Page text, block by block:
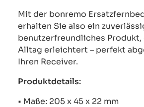
Mit der bonremo
erhalten Sie also ein
benutzerfreundliches Produkt,
Alltag erleichtert – perfekt
Ihren Receiver.
Produktdetails:
• Maße: 205 x 45 x 22 mm